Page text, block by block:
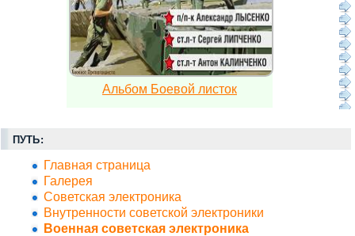
Альбом Боевой листок
ПУТЬ:
Главная страница
Галерея
Советская электроника
Внутренности советской электроники
Военная советская электроника